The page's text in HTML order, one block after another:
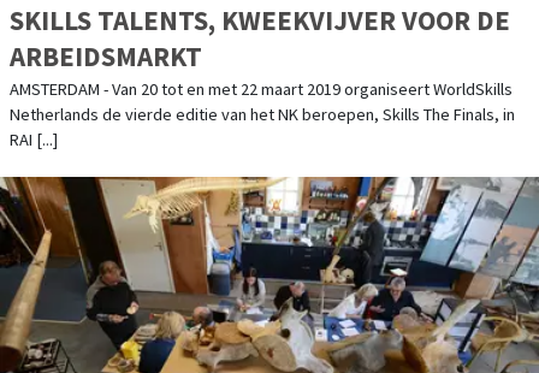
SKILLS TALENTS, KWEEKVIJVER VOOR DE
ARBEIDSMARKT
AMSTERDAM - Van 20 tot en met 22 maart 2019 organiseert WorldSkills
Netherlands de vierde editie van het NK beroepen, Skills The Finals, in
RAI [...]